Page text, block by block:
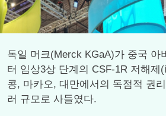
독일 머크(Merck KGaA)가 중국 아
터 임상3상 단계의 CSF-1R 저해제
콩, 마카오, 대만에서의 독점적 권
러 규모로 사들였다.